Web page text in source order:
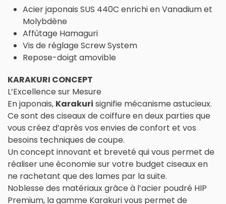
Acier japonais SUS 440C enrichi en Vanadium et
Molybdène
Affûtage Hamaguri
Vis de réglage Screw System
Repose-doigt amovible
KARAKURI CONCEPT
L’Excellence sur Mesure
En japonais, Karakuri signifie mécanisme astucieux.
Ce sont des ciseaux de coiffure en deux parties que
vous créez d’après vos envies de confort et vos
besoins techniques de coupe.
Un concept innovant et breveté qui vous permet de
réaliser une économie sur votre budget ciseaux en
ne rachetant que des lames par la suite.
Noblesse des matériaux grâce à l’acier poudré HIP
Premium, la gamme Karakuri vous permet de